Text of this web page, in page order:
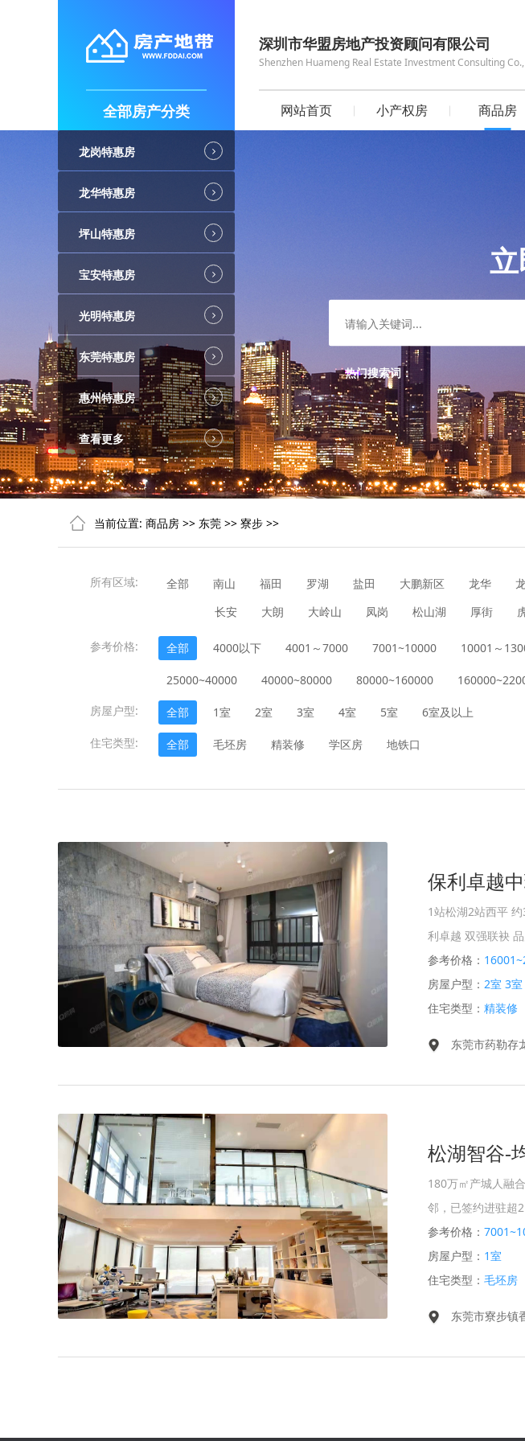
全部房产分类
龙岗特惠房
龙华特惠房
坪山特惠房
宝安特惠房
光明特惠房
东莞特惠房
惠州特惠房
查看更多
深圳市华盟房地产投资顾问有限公司
Shenzhen Huameng Real Estate Investment Consulting
网站首页 小产权房 商品房
热门搜索词：
当前位置: 商品房 >> 东莞 >> 寮步 >>
所有区域: 全部 南山 福田 罗湖 盐田 大鹏新区 龙华
长安
大朗 大岭山 凤岗 松山湖 厚街
塘厦 樟木头 洪梅 麻涌
参考价格:
全部 4000以下 4001～7000 7001~10000 10001～
25000~40000 40000~80000 80000~160000
房屋户型:
全部 1室 2室 3室 4室 5室
6室及以上
住宅类型:
全部 毛坯房 精装修 学区房 地铁口
保利卓越
1站松湖2站西平
利卓越 双强联袂
参考价格：
房屋户型： 2室 3室
住宅类型： 精装修
东莞市药勒存
松湖智谷-
180万㎡产城人融
邻，已签约进驻超
参考价格：
房屋户型： 1室
住宅类型： 毛坯房
东莞市寮步镇